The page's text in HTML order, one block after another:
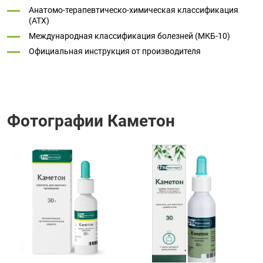
Анатомо-терапевтическо-химическая классификация
(ATX)
Международная классификация болезней (МКБ-10)
Официальная инструкция от производителя
Фотографии Каметон